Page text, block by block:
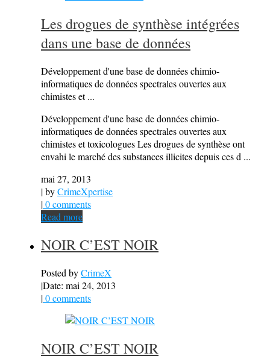
Les drogues de synthèse intégrées
dans une base de données
Développement d'une base de données chimio-
informatiques de données spectrales ouvertes aux
chimistes et ...
Développement d'une base de données chimio-
informatiques de données spectrales ouvertes aux
chimistes et toxicologues Les drogues de synthèse ont
envahi le marché des substances illicites depuis ces d ...
mai 27, 2013
| byCrimeXpertise
|0 comments
Read more
NOIR C’EST NOIR
Posted byCrimeX
|Date: mai 24, 2013
|0 comments
NOIR C’EST NOIR